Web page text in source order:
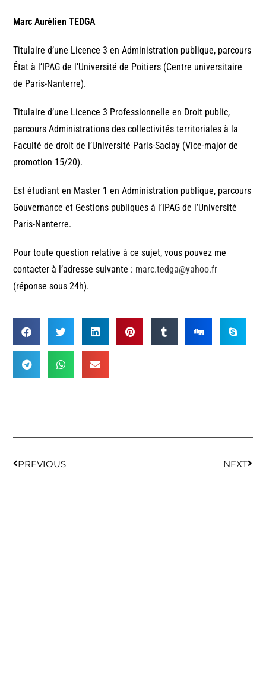
Marc Aurélien TEDGA
Titulaire d’une Licence 3 en Administration publique, parcours
État à l’IPAG de l’Université de Poitiers (Centre universitaire
de Paris-Nanterre).
Titulaire d’une Licence 3 Professionnelle en Droit public,
parcours Administrations des collectivités territoriales à la
Faculté de droit de l’Université Paris-Saclay (Vice-major de
promotion 15/20).
Est étudiant en Master 1 en Administration publique, parcours
Gouvernance et Gestions publiques à l’IPAG de l’Université
Paris-Nanterre.
Pour toute question relative à ce sujet, vous pouvez me
contacter à l’adresse suivante : marc.tedga@yahoo.fr
(réponse sous 24h).
PREVIOUS NEXT